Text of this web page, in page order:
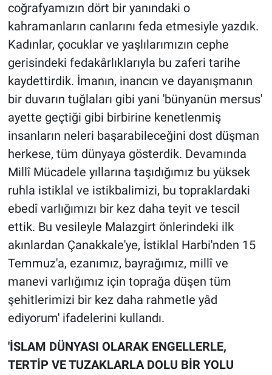
coğrafyamızın dört bir yanındaki o
kahramanların canlarını feda etmesiyle yazdık.
Kadınlar, çocuklar ve yaşlılarımızın cephe
gerisindeki fedakârlıklarıyla bu zaferi tarihe
kaydettirdik. İmanın, inancın ve dayanışmanın
bir duvarın tuğlaları gibi yani 'bünyanün mersus'
ayette geçtiği gibi birbirine kenetlenmiş
insanların neleri başarabileceğini dost düşman
herkese, tüm dünyaya gösterdik. Devamında
Millî Mücadele yıllarına taşıdığımız bu yüksek
ruhla istiklal ve istikbalimizi, bu topraklardaki
ebedî varlığımızı bir kez daha teyit ve tescil
ettik. Bu vesileyle Malazgirt önlerindeki ilk
akınlardan Çanakkale'ye, İstiklal Harbi'nden 15
Temmuz'a, ezanımız, bayrağımız, millî ve
manevi varlığımız için toprağa düşen tüm
şehitlerimizi bir kez daha rahmetle yâd
ediyorum' ifadelerini kullandı.
'İSLAM DÜNYASI OLARAK ENGELLERLE,
TERTİP VE TUZAKLARLA DOLU BİR YOLU